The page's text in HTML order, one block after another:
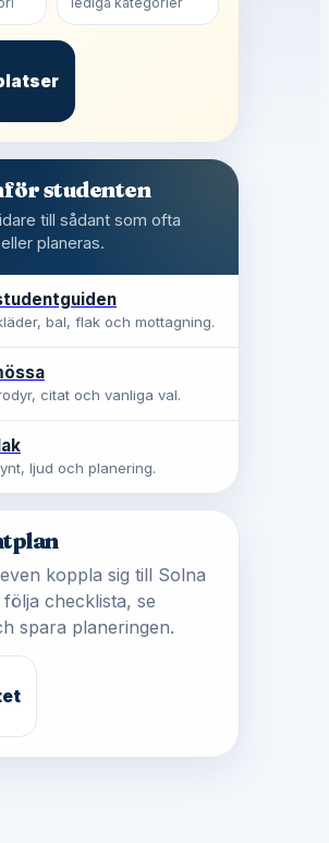
studenten
till sådant som ofta
planeras.
bal, flak och mottagning.
citat och vanliga val.
ljud och planering.
koppla sig till Solna
checklista, se
spara planeringen.